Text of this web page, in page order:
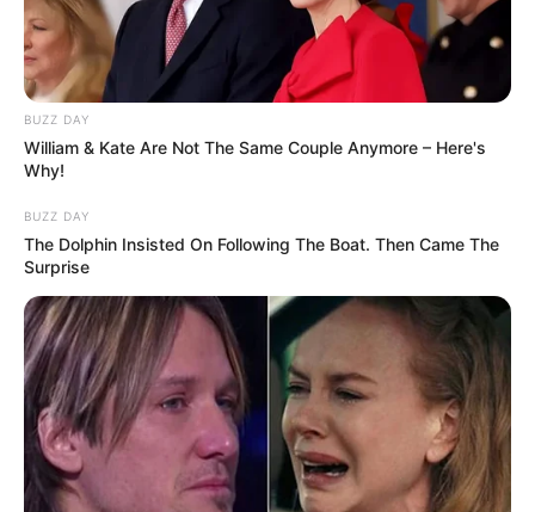
Fail! 10 Potret Makanan Gagal
Dimasak yang Bikin Kamu
Nggak Selera
10 Pose Manekin Anti
Mainstream yang Konyol
Banget
BUZZ DAY
William & Kate Are Not The Same Couple Anymore – Here's
Why!
BUZZ DAY
The Dolphin Insisted On Following The Boat. Then Came The
Surprise